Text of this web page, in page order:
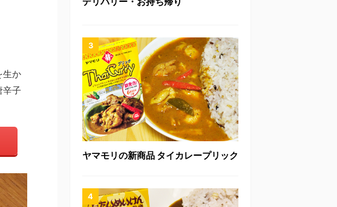
生か
辛子
ヤマモリの新商品 タイカレープリック